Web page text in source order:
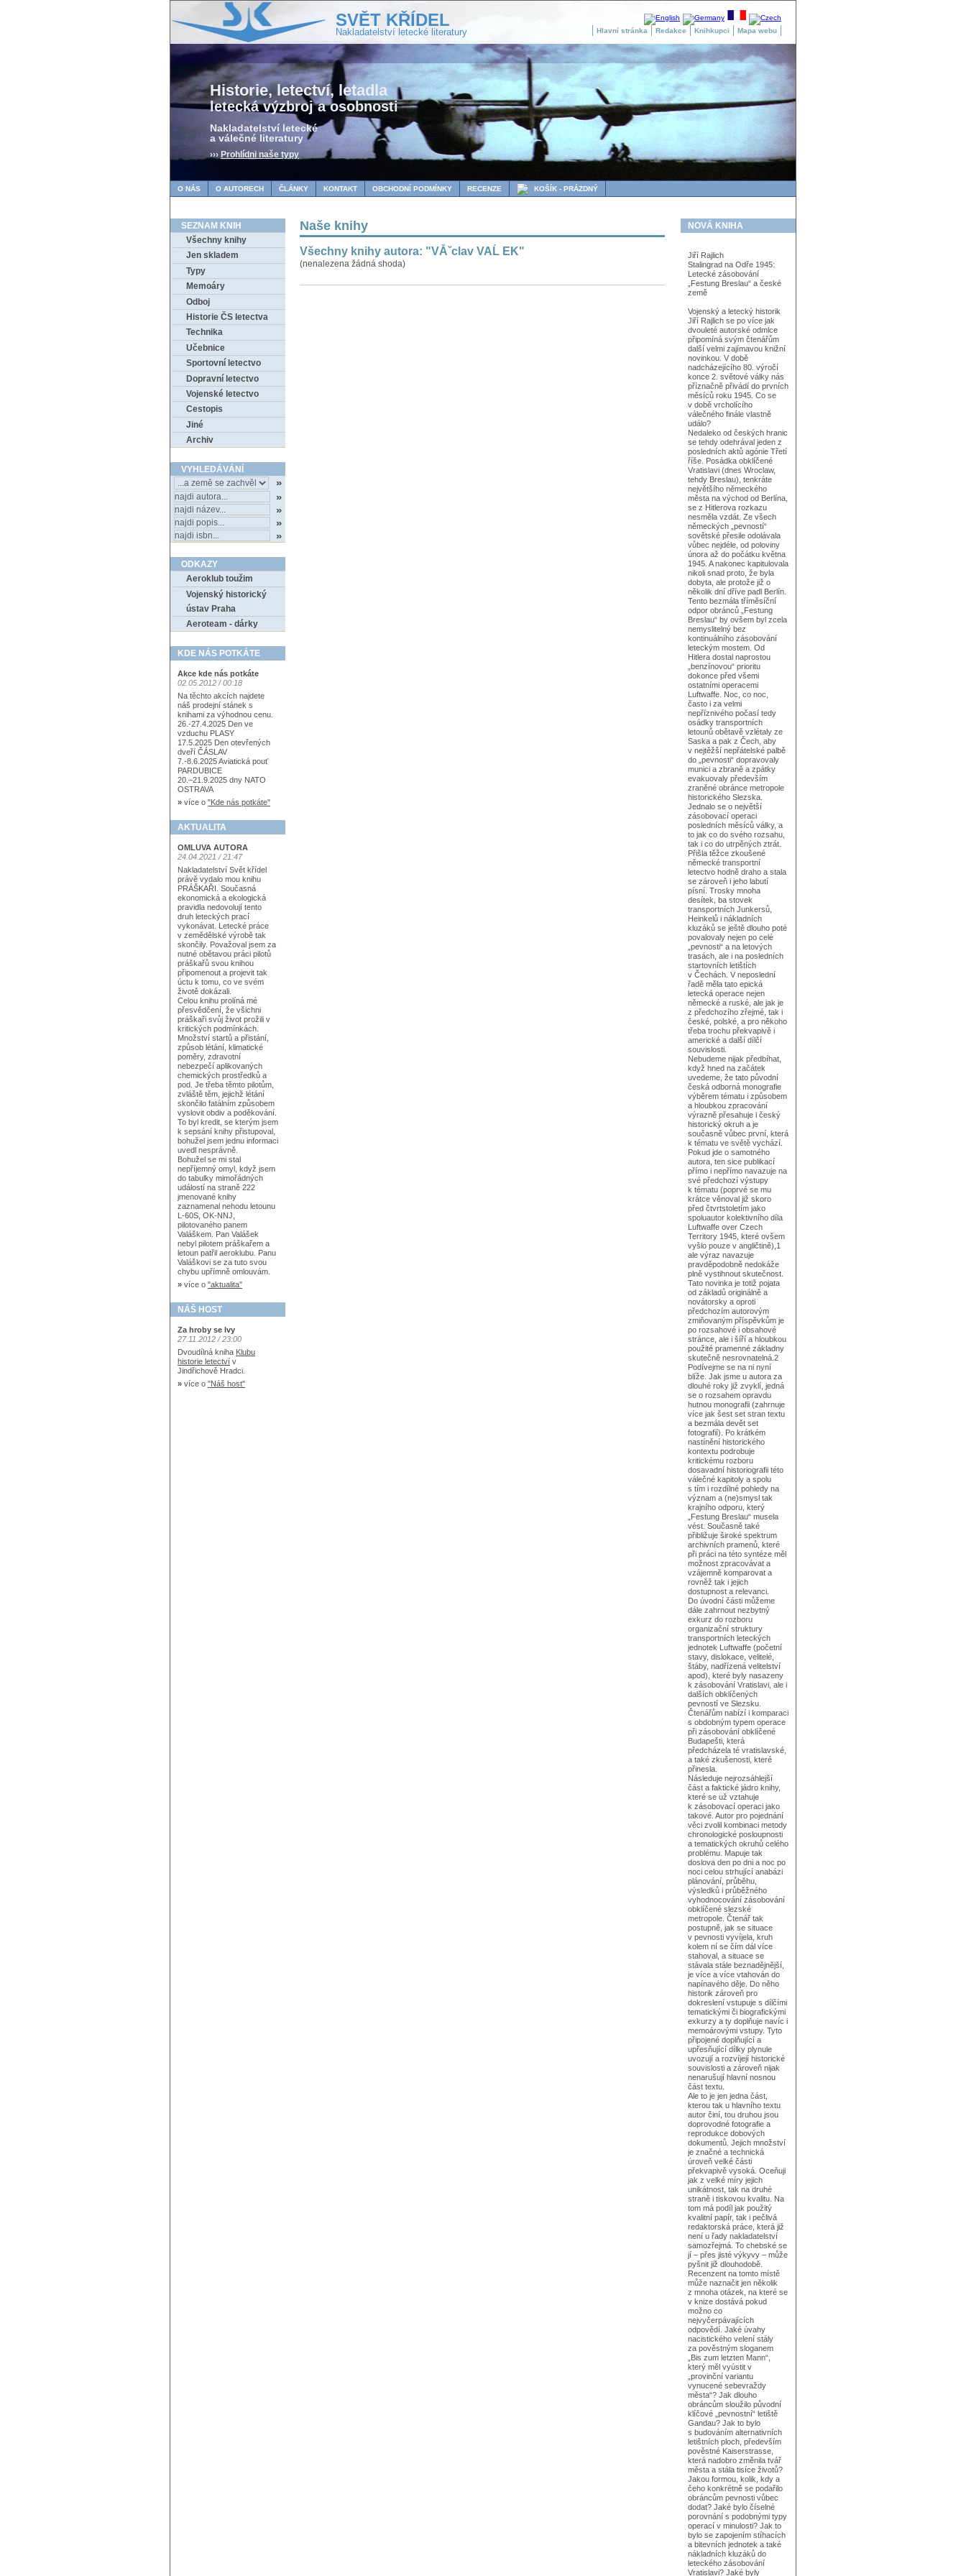
Hlavní stránka Redakce Knihkupci Mapa webu
SVĚT KŘÍDEL
Nakladatelství letecké literatury
Historie, letectví, letadla
letecká výzbroj a osobnosti
Nakladatelství letecké
a válečné literatury
››› Prohlídni naše typy
O NÁS O AUTORECH ČLÁNKY KONTAKT OBCHODNÍ PODMÍNKY RECENZE KOŠÍK - PRÁZDNÝ
SEZNAM KNIH
Všechny knihy
Jen skladem
Typy
Memoáry
Odboj
Historie ČS letectva
Technika
Učebnice
Sportovní letectvo
Dopravní letectvo
Vojenské letectvo
Cestopis
Jiné
Archiv
VYHLEDÁVÁNÍ
ODKAZY
Aeroklub toužim
Vojenský historický
ústav Praha
Aeroteam - dárky
KDE NÁS POTKÁTE
Akce kde nás potkáte
02.05.2012 / 00:18
Na těchto akcích najdete
náš prodejní stánek s
knihami za výhodnou cenu.
26.-27.4.2025 Den ve
vzduchu PLASY
17.5.2025 Den otevřených
dveří ČÁSLAV
7.-8.6.2025 Aviatická pouť
PARDUBICE
20.–21.9.2025 dny NATO
OSTRAVA
» více o "Kde nás potkáte"
AKTUALITA
OMLUVA AUTORA
24.04.2021 / 21:47
Nakladatelství Svět křídel
právě vydalo mou knihu
PRÁŠKAŘI. Současná
ekonomická a ekologická
pravidla nedovolují tento
druh leteckých prací
vykonávat. Letecké práce
v zemědělské výrobě tak
skončily. Považoval jsem za
nutné obětavou práci pilotů
práškařů svou knihou
připomenout a projevit tak
úctu k tomu, co ve svém
životě dokázali.
Celou knihu prolíná mé
přesvědčení, že všichni
práškaři svůj život prožili v
kritických podmínkách.
Množství startů a přistání,
způsob létání, klimatické
poměry, zdravotní
nebezpečí aplikovaných
chemických prostředků a
pod. Je třeba těmto pilotům,
zvláště těm, jejichž létání
skončilo fatálním způsobem
vyslovit obdiv a poděkování.
To byl kredit, se kterým jsem
k sepsání knihy přistupoval,
bohužel jsem jednu informaci
uvedl nesprávně.
Bohužel se mi stal
nepříjemný omyl, když jsem
do tabulky mimořádných
událostí na straně 222
jmenované knihy
zaznamenal nehodu letounu
L-60S, OK-NNJ,
pilotovaného panem
Valáškem. Pan Valášek
nebyl pilotem práškařem a
letoun patřil aeroklubu. Panu
Valáškovi se za tuto svou
chybu upřímně omlouvám.
» více o "aktualita"
NÁŠ HOST
Za hroby se lvy
27.11.2012 / 23:00
Dvoudílná kniha Klubu
historie letectví v
Jindřichově Hradci.
» více o "Náš host"
Naše knihy
Všechny knihy autora: "VĂˇclav VAĹ EK"
(nenalezena žádná shoda)
NOVÁ KNIHA
Jiří Rajlich
Stalingrad na Odře 1945:
Letecké zásobování
„Festung Breslau“ a české
země
Vojenský a letecký historik
Jiří Rajlich se po více jak
dvouleté autorské odmlce
připomíná svým čtenářům
další velmi zajímavou knižní
novinkou. V době
nadcházejícího 80. výročí
konce 2. světové války nás
příznačně přivádí do prvních
měsíců roku 1945. Co se
v době vrcholícího
válečného finále vlastně
událo?
Nedaleko od českých hranic
se tehdy odehrával jeden z
posledních aktů agónie Třetí
říše. Posádka obklíčené
Vratislavi (dnes Wroclaw,
tehdy Breslau), tenkráte
největšího německého
města na východ od Berlína,
se z Hitlerova rozkazu
nesměla vzdát. Ze všech
německých „pevností“
sovětské přesile odolávala
vůbec nejdéle, od poloviny
února až do počátku května
1945. A nakonec kapitulovala
nikoli snad proto, že byla
dobyta, ale protože již o
několik dní dříve padl Berlín.
Tento bezmála tříměsíční
odpor obránců „Festung
Breslau“ by ovšem byl zcela
nemyslitelný bez
kontinuálního zásobování
leteckým mostem. Od
Hitlera dostal naprostou
„benzínovou“ prioritu
dokonce před všemi
ostatními operacemi
Luftwaffe. Noc, co noc,
často i za velmi
nepříznivého počasí tedy
osádky transportních
letounů obětavě vzlétaly ze
Saska a pak z Čech, aby
v nejtěžší nepřátelské palbě
do „pevnosti“ dopravovaly
munici a zbraně a zpátky
evakuovaly především
zraněné obránce metropole
historického Slezska.
Jednalo se o největší
zásobovací operaci
posledních měsíců války, a
to jak co do svého rozsahu,
tak i co do utrpěných ztrát.
Přišla těžce zkoušené
německé transportní
letectvo hodně draho a stala
se zároveň i jeho labutí
písní. Trosky mnoha
desítek, ba stovek
transportních Junkersů,
Heinkelů i nákladních
kluzáků se ještě dlouho poté
povalovaly nejen po celé
„pevnosti“ a na letových
trasách, ale i na posledních
startovních letištích
v Čechách. V neposlední
řadě měla tato epická
letecká operace nejen
německé a ruské, ale jak je
z předchozího zřejmé, tak i
české, polské, a pro někoho
třeba trochu překvapivě i
americké a další dílčí
souvislosti.
Nebudeme nijak předbíhat,
když hned na začátek
uvedeme, že tato původní
česká odborná monografie
výběrem tématu i způsobem
a hloubkou zpracování
výrazně přesahuje i český
historický okruh a je
současně vůbec první, která
k tématu ve světě vychází.
Pokud jde o samotného
autora, ten sice publikací
přímo i nepřímo navazuje na
své předchozí výstupy
k tématu (poprvé se mu
krátce věnoval již skoro
před čtvrtstoletím jako
spoluautor kolektivního díla
Luftwaffe over Czech
Territory 1945, které ovšem
vyšlo pouze v angličtině),1
ale výraz navazuje
pravděpodobně nedokáže
plně vystihnout skutečnost.
Tato novinka je totiž pojata
od základů originálně a
novátorsky a oproti
předchozím autorovým
zmiňovaným příspěvkům je
po rozsahové i obsahové
stránce, ale i šíří a hloubkou
použité pramenné základny
skutečně nesrovnatelná.2
Podívejme se na ni nyní
blíže. Jak jsme u autora za
dlouhé roky již zvyklí, jedná
se o rozsahem opravdu
hutnou monografii (zahrnuje
více jak šest set stran textu
a bezmála devět set
fotografií). Po krátkém
nastínění historického
kontextu podrobuje
kritickému rozboru
dosavadní historiografii této
válečné kapitoly a spolu
s tím i rozdílné pohledy na
význam a (ne)smysl tak
krajního odporu, který
„Festung Breslau“ musela
vést. Současně také
přibližuje široké spektrum
archivních pramenů, které
při práci na této syntéze měl
možnost zpracovávat a
vzájemně komparovat a
rovněž tak i jejich
dostupnost a relevanci.
Do úvodní části můžeme
dále zahrnout nezbytný
exkurz do rozboru
organizační struktury
transportních leteckých
jednotek Luftwaffe (početní
stavy, dislokace, velitelé,
štáby, nadřízená velitelství
apod), které byly nasazeny
k zásobování Vratislavi, ale i
dalších obklíčených
pevností ve Slezsku.
Čtenářům nabízí i komparaci
s obdobným typem operace
při zásobování obklíčené
Budapešti, která
předcházela té vratislavské,
a také zkušenosti, které
přinesla.
Následuje nejrozsáhlejší
část a faktické jádro knihy,
které se už vztahuje
k zásobovací operaci jako
takové. Autor pro pojednání
věci zvolil kombinaci metody
chronologické posloupnosti
a tematických okruhů celého
problému. Mapuje tak
doslova den po dni a noc po
noci celou strhující anabázi
plánování, průběhu,
výsledků i průběžného
vyhodnocování zásobování
obklíčené slezské
metropole. Čtenář tak
postupně, jak se situace
v pevnosti vyvíjela, kruh
kolem ní se čím dál více
stahoval, a situace se
stávala stále beznadějnější,
je více a více vtahován do
napínavého děje. Do něho
historik zároveň pro
dokreslení vstupuje s dílčími
tematickými či biografickými
exkurzy a ty doplňuje navíc i
memoárovými vstupy. Tyto
připojené doplňující a
upřesňující dílky plynule
uvozují a rozvíjejí historické
souvislosti a zároveň nijak
nenarušují hlavní nosnou
část textu.
Ale to je jen jedna část,
kterou tak u hlavního textu
autor činí, tou druhou jsou
doprovodné fotografie a
reprodukce dobových
dokumentů. Jejich množství
je značné a technická
úroveň velké části
překvapivě vysoká. Oceňuji
jak z velké míry jejich
unikátnost, tak na druhé
straně i tiskovou kvalitu. Na
tom má podíl jak použitý
kvalitní papír, tak i pečlivá
redaktorská práce, která již
není u řady nakladatelství
samozřejmá. To chebské se
jí – přes jisté výkyvy – může
pyšnit již dlouhodobě.
Recenzent na tomto místě
může naznačit jen několik
z mnoha otázek, na které se
v knize dostává pokud
možno co
nejvyčerpávajících
odpovědí. Jaké úvahy
nacistického velení stály
za pověstným sloganem
„Bis zum letzten Mann“,
který měl vyústit v
„provinční variantu
vynucené sebevraždy
města“? Jak dlouho
obráncům sloužilo původní
klíčové „pevnostní“ letiště
Gandau? Jak to bylo
s budováním alternativních
letištních ploch, především
pověstné Kaiserstrasse,
která nadobro změnila tvář
města a stála tisíce životů?
Jakou formou, kolik, kdy a
čeho konkrétně se podařilo
obráncům pevnosti vůbec
dodat? Jaké bylo číselné
porovnání s podobnými typy
operací v minulosti? Jak to
bylo se zapojením stíhacích
a bitevních jednotek a také
nákladních kluzáků do
leteckého zásobování
Vratislavi? Jaké byly